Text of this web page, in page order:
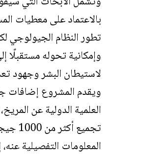
بالاعتماد على معطيات
تطور النظام الجيولوجي
وإمكانية تحوله مستقبلًا
لاستيطان البشر وجهود
ويقدم المشروع إضافات
العلمية الدولية عن
تجميع
المعلومات التفصيلية